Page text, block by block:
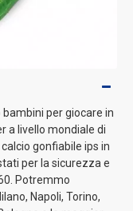
per giocare in
a livello mondiale di
gonfiabile ips in
per la sicurezza e
Potremmo
Napoli, Torino,